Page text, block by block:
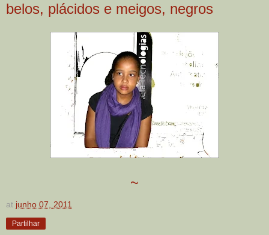
belos, plácidos e meigos, negros
~
at junho 07, 2011
Partilhar